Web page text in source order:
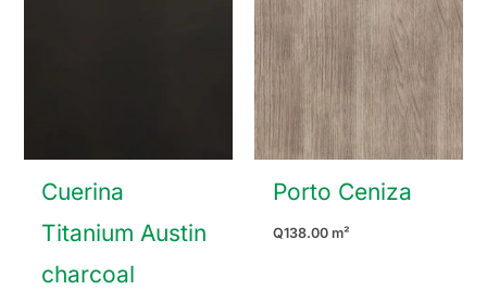
Cuerina
Titanium Austin
charcoal
Porto Ceniza
Q138.00m²